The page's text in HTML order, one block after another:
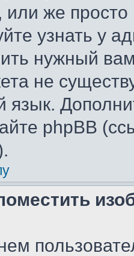
же
узнать у
нужный
не
язык.
phpBB